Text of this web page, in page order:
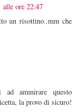
alle ore 22:47
un risottino..mm che
ad ammirare questo
la provo di sicuro!